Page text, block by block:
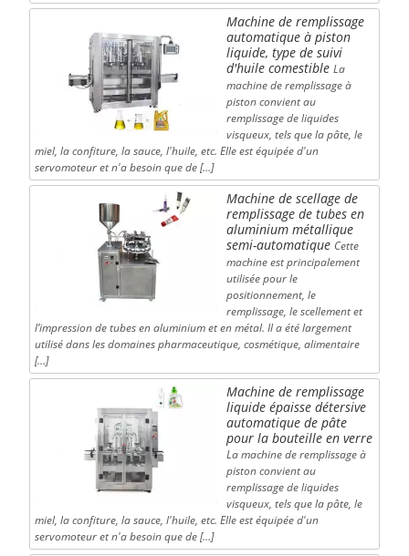
Machine de remplissage
automatique à piston
liquide, type de suivi
d'huile comestible La
machine de remplissage à
piston convient au
remplissage de liquides
visqueux, tels que la pâte, le
miel, la confiture, la sauce, l'huile, etc. Elle est équipée d'un
servomoteur et n'a besoin que de […]
Machine de scellage de
remplissage de tubes en
aluminium métallique
semi-automatique Cette
machine est principalement
utilisée pour le
positionnement, le
remplissage, le scellement et
l’impression de tubes en aluminium et en métal. Il a été largement
utilisé dans les domaines pharmaceutique, cosmétique, alimentaire
[…]
Machine de remplissage
liquide épaisse détersive
automatique de pâte
pour la bouteille en verre
La machine de remplissage à
piston convient au
remplissage de liquides
visqueux, tels que la pâte, le
miel, la confiture, la sauce, l'huile, etc. Elle est équipée d'un
servomoteur et n'a besoin que de […]